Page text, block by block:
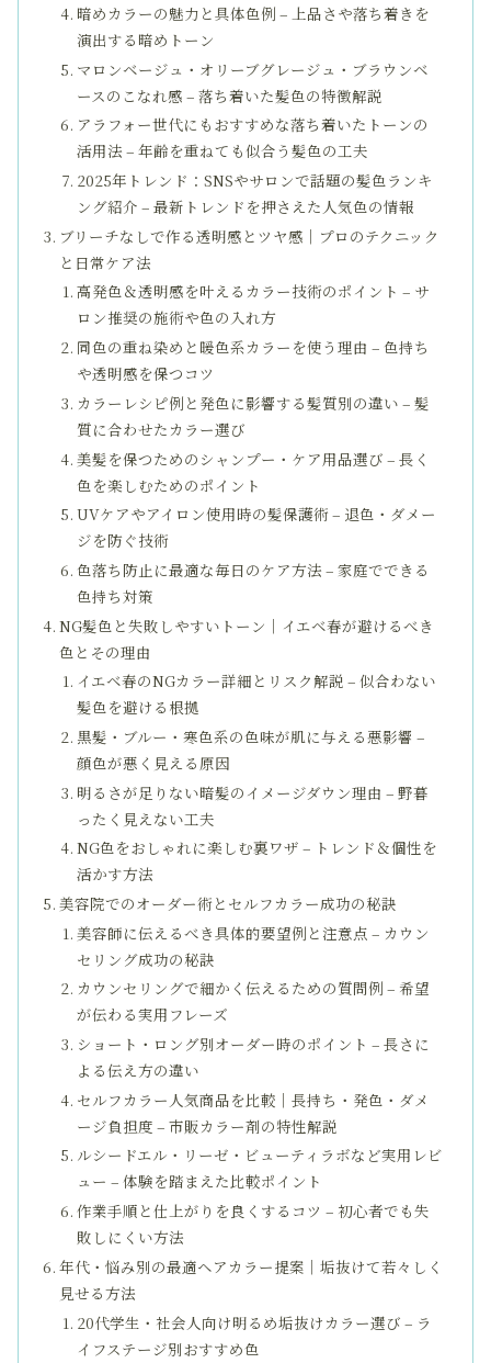
暗めカラーの魅力と具体色例 – 上品さや落ち着きを
演出する暗めトーン
マロンベージュ・オリーブグレージュ・ブラウンベ
ースのこなれ感 – 落ち着いた髪色の特徴解説
アラフォー世代にもおすすめな落ち着いたトーンの
活用法 – 年齢を重ねても似合う髪色の工夫
2025年トレンド：SNSやサロンで話題の髪色ランキ
ング紹介 – 最新トレンドを押さえた人気色の情報
ブリーチなしで作る透明感とツヤ感｜プロのテクニック
と日常ケア法
高発色＆透明感を叶えるカラー技術のポイント – サ
ロン推奨の施術や色の入れ方
同色の重ね染めと暖色系カラーを使う理由 – 色持ち
や透明感を保つコツ
カラーレシピ例と発色に影響する髪質別の違い – 髪
質に合わせたカラー選び
美髪を保つためのシャンプー・ケア用品選び – 長く
色を楽しむためのポイント
UVケアやアイロン使用時の髪保護術 – 退色・ダメー
ジを防ぐ技術
色落ち防止に最適な毎日のケア方法 – 家庭でできる
色持ち対策
NG髪色と失敗しやすいトーン｜イエベ春が避けるべき
色とその理由
イエベ春のNGカラー詳細とリスク解説 – 似合わない
髪色を避ける根拠
黒髪・ブルー・寒色系の色味が肌に与える悪影響 –
顔色が悪く見える原因
明るさが足りない暗髪のイメージダウン理由 – 野暮
ったく見えない工夫
NG色をおしゃれに楽しむ裏ワザ – トレンド＆個性を
活かす方法
美容院でのオーダー術とセルフカラー成功の秘訣
美容師に伝えるべき具体的要望例と注意点 – カウン
セリング成功の秘訣
カウンセリングで細かく伝えるための質問例 – 希望
が伝わる実用フレーズ
ショート・ロング別オーダー時のポイント – 長さに
よる伝え方の違い
セルフカラー人気商品を比較｜長持ち・発色・ダメ
ージ負担度 – 市販カラー剤の特性解説
ルシードエル・リーゼ・ビューティラボなど実用レビ
ュー – 体験を踏まえた比較ポイント
作業手順と仕上がりを良くするコツ – 初心者でも失
敗しにくい方法
年代・悩み別の最適ヘアカラー提案｜垢抜けて若々しく
見せる方法
20代学生・社会人向け明るめ垢抜けカラー選び – ラ
イフステージ別おすすめ色